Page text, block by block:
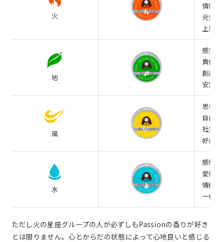
火
情熱
元気
上昇
地
感覚的
責任感
創造力
安定
風
思考的
自由
社交的
好奇
水
感情的
愛情
情緒的
一体感
ただし火の星座グループの人が必ずしもPassionの香りが好き
とは限りません。心とからだの状態によって心地良いと感じる